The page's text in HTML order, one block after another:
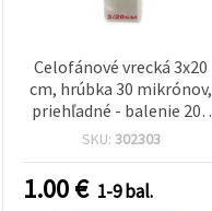
Celofánové vrecká 3x20
cm, hrúbka 30 mikrónov,
priehľadné - balenie 200
ks
SKU: 302303
1.00€ 1-9 bal.